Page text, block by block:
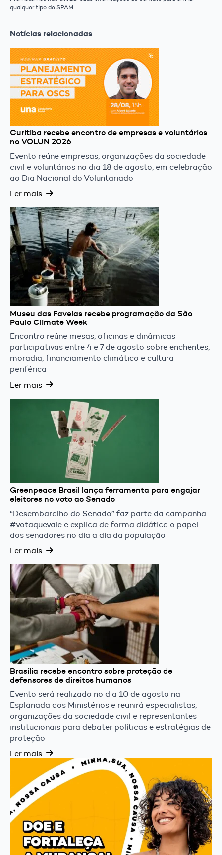
qualquer tipo de SPAM.
Notícias relacionadas
Curitiba recebe encontro de empresas e voluntários
no VOLUN 2026
Evento reúne empresas, organizações da sociedade
civil e voluntários no dia 18 de agosto, em celebração
ao Dia Nacional do Voluntariado
Ler mais
Museu das Favelas recebe programação da São
Paulo Climate Week
Encontro reúne mesas, oficinas e dinâmicas
participativas entre 4 e 7 de agosto sobre enchentes,
moradia, financiamento climático e cultura
periférica
Ler mais
Greenpeace Brasil lança ferramenta para engajar
eleitores no voto ao Senado
“Desembaralho do Senado” faz parte da campanha
#votaquevale e explica de forma didática o papel
dos senadores no dia a dia da população
Ler mais
Brasília recebe encontro sobre proteção de
defensores de direitos humanos
Evento será realizado no dia 10 de agosto na
Esplanada dos Ministérios e reunirá especialistas,
organizações da sociedade civil e representantes
institucionais para debater políticas e estratégias de
proteção
Ler mais